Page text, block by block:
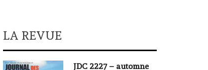
LA REVUE
JDC 2227 – automne